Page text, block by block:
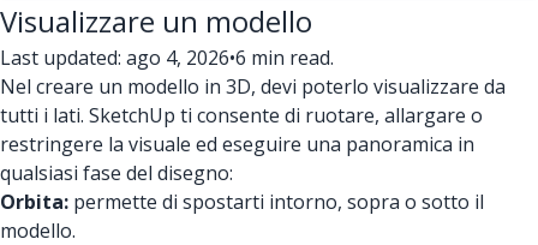
Visualizzare un modello
Last updated: ago 4, 2026•6 min read.
Nel creare un modello in 3D, devi poterlo visualizzare da
tutti i lati. SketchUp ti consente di ruotare, allargare o
restringere la visuale ed eseguire una panoramica in
qualsiasi fase del disegno:
Orbita: permette di spostarti intorno, sopra o sotto il
modello.